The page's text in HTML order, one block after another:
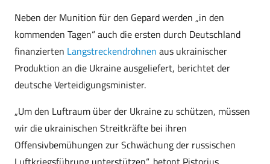
Neben der Munition für den Gepard werden „in den
kommenden Tagen“ auch die ersten durch Deutschland
finanzierten Langstreckendrohnen aus ukrainischer
Produktion an die Ukraine ausgeliefert, berichtet der
deutsche Verteidigungsminister.
„Um den Luftraum über der Ukraine zu schützen, müssen
wir die ukrainischen Streitkräfte bei ihren
Offensivbemühungen zur Schwächung der russischen